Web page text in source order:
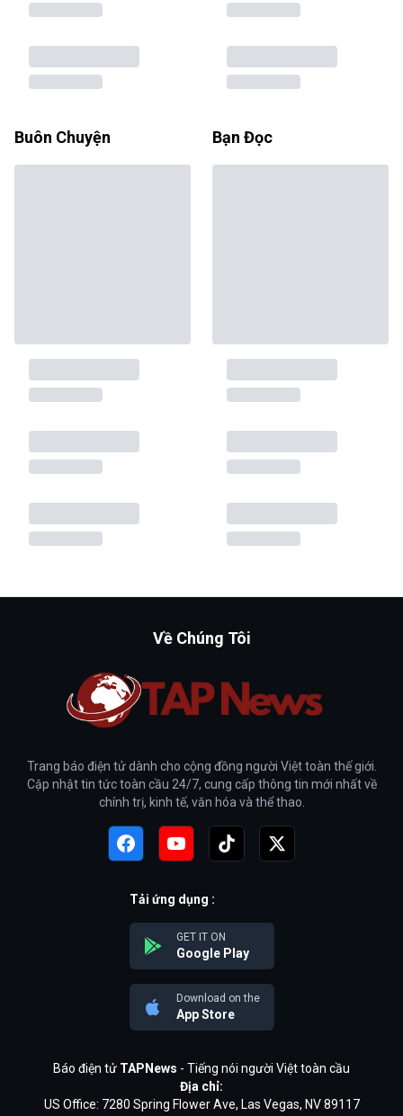
Buôn Chuyện Bạn Đọc
Về Chúng Tôi
Trang báo điện tử dành cho cộng đồng người Việt toàn thế giới.
Cập nhật tin tức toàn cầu 24/7, cung cấp thông tin mới nhất về
chính trị, kinh tế, văn hóa và thể thao.
Tải ứng dụng :
GET IT ON
Google Play
Download on the
App Store
Báo điện tử TAPNews - Tiếng nói người Việt toàn cầu
Địa chỉ:
US Office: 7280 Spring Flower Ave, Las Vegas, NV 89117